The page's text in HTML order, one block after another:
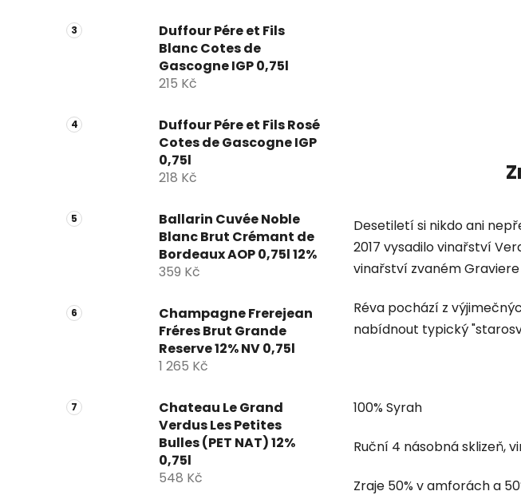
Duffour Pére et Fils
Blanc Cotes de
Gascogne IGP 0,75l
215 Kč
Duffour Pére et Fils Rosé
Cotes de Gascogne IGP
0,75l
218 Kč
Ballarin Cuvée Noble
Blanc Brut Crémant de
Bordeaux AOP 0,75l 12%
359 Kč
Champagne Frerejean
Fréres Brut Grande
Reserve 12% NV 0,75l
1 265 Kč
Chateau Le Grand
Verdus Les Petites
Bulles (PET NAT) 12%
0,75l
548 Kč
Desetiletí si nikdo ani
2017 vysadilo vinařství
vinařství zvaném
Réva pochází z
nabídnout typický
100% Syrah
Ruční 4 násobná sklizeň,
Zraje 50% v amforách a